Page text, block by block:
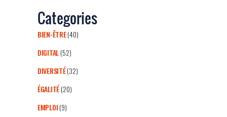
Categories
BIEN-ÊTRE(40)
DIGITAL(52)
DIVERSITÉ(32)
ÉGALITÉ(20)
EMPLOI(9)